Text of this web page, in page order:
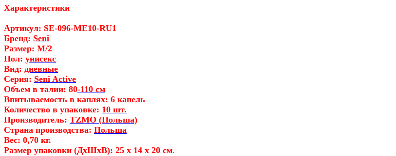
Характеристики
Артикул: SE-096-ME10-RU1
Бренд: Seni
Размер: M/2
Пол: унисекс
Вид: дневные
Серия: Seni Active
Объем в талии: 80-110 см
Впитываемость в каплях: 6 капель
Количество в упаковке: 10 шт.
Производитель: TZMO (Польша)
Страна производства: Польша
Вес: 0,70 кг.
Размер упаковки (ДхШхВ): 25 x 14 x 20 см.